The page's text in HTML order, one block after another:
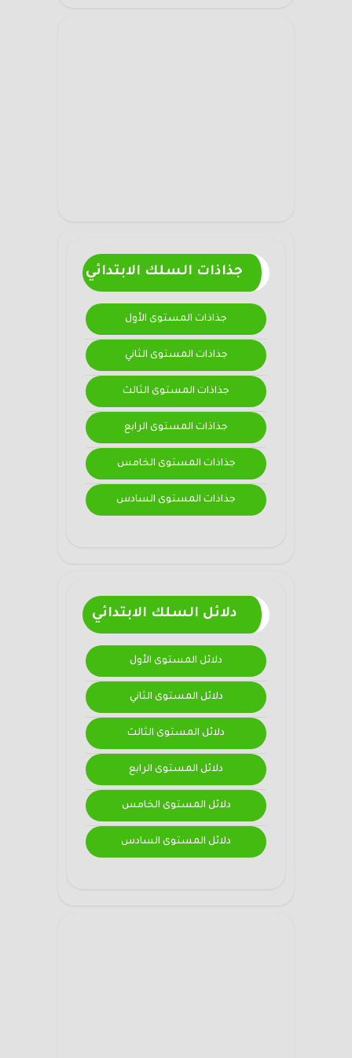
جذاذات السلك الابتدائي
جذاذات المستوى الأول
جذاذات المستوى الثاني
جذاذات المستوى الثالث
جذاذات المستوى الرابع
جذاذات المستوى الخامس
جذاذات المستوى السادس
دلائل السلك الابتدائي
دلائل المستوى الأول
دلائل المستوى الثاني
دلائل المستوى الثالث
دلائل المستوى الرابع
دلائل المستوى الخامس
دلائل المستوى السادس